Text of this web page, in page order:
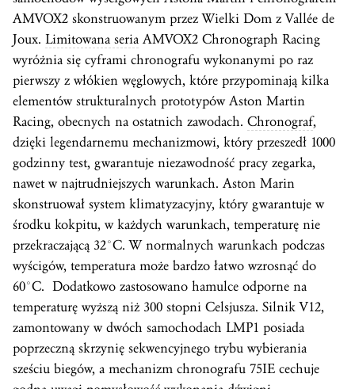
AMVOX2 skonstruowanym przez Wielki Dom z Vallée de
Joux. Limitowana seria AMVOX2 Chronograph Racing
wyróżnia się cyframi chronografu wykonanymi po raz
pierwszy z włókien węglowych, które przypominają kilka
elementów strukturalnych prototypów Aston Martin
Racing, obecnych na ostatnich zawodach. Chronograf,
dzięki legendarnemu mechanizmowi, który przeszedł 1000
godzinny test, gwarantuje niezawodność pracy zegarka,
nawet w najtrudniejszych warunkach. Aston Marin
skonstruował system klimatyzacyjny, który gwarantuje w
środku kokpitu, w każdych warunkach, temperaturę nie
przekraczającą 32°C. W normalnych warunkach podczas
wyścigów, temperatura może bardzo łatwo wzrosnąć do
60°C. Dodatkowo zastosowano hamulce odporne na
temperaturę wyższą niż 300 stopni Celsjusza. Silnik V12,
zamontowany w dwóch samochodach LMP1 posiada
poprzeczną skrzynię sekwencyjnego trybu wybierania
sześciu biegów, a mechanizm chronografu 75IE cechuje